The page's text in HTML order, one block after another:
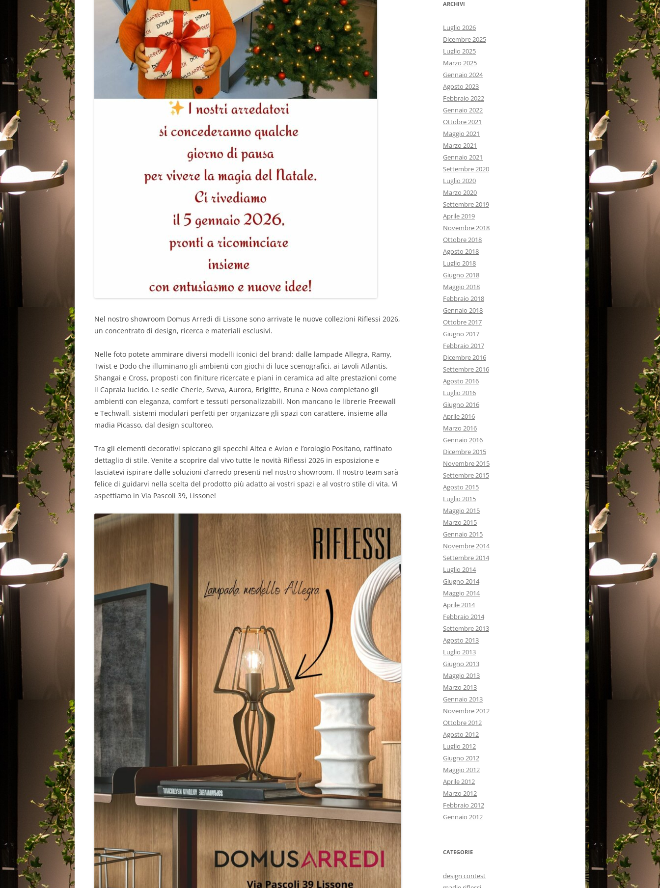
Nel nostro showroom Domus Arredi di Lissone sono arrivate le nuove collezioni Riflessi 2026,
un concentrato di design, ricerca e materiali esclusivi.
Nelle foto potete ammirare diversi modelli iconici del brand: dalle lampade Allegra, Ramy,
Twist e Dodo che illuminano gli ambienti con giochi di luce scenografici, ai tavoli Atlantis,
Shangai e Cross, proposti con finiture ricercate e piani in ceramica ad alte prestazioni come
il Capraia lucido. Le sedie Cherie, Sveva, Aurora, Brigitte, Bruna e Nova completano gli
ambienti con eleganza, comfort e tessuti personalizzabili. Non mancano le librerie Freewall
e Techwall, sistemi modulari perfetti per organizzare gli spazi con carattere, insieme alla
madia Picasso, dal design scultoreo.
Tra gli elementi decorativi spiccano gli specchi Altea e Avion e l’orologio Positano, raffinato
dettaglio di stile. Venite a scoprire dal vivo tutte le novità Riflessi 2026 in esposizione e
lasciatevi ispirare dalle soluzioni d’arredo presenti nel nostro showroom. Il nostro team sarà
felice di guidarvi nella scelta del prodotto più adatto ai vostri spazi e al vostro stile di vita. Vi
aspettiamo in Via Pascoli 39, Lissone!
ARCHIVI
Luglio 2026
Dicembre 2025
Luglio 2025
Marzo 2025
Gennaio 2024
Agosto 2023
Febbraio 2022
Gennaio 2022
Ottobre 2021
Maggio 2021
Marzo 2021
Gennaio 2021
Settembre 2020
Luglio 2020
Marzo 2020
Settembre 2019
Aprile 2019
Novembre 2018
Ottobre 2018
Agosto 2018
Luglio 2018
Giugno 2018
Maggio 2018
Febbraio 2018
Gennaio 2018
Ottobre 2017
Giugno 2017
Febbraio 2017
Dicembre 2016
Settembre 2016
Agosto 2016
Luglio 2016
Giugno 2016
Aprile 2016
Marzo 2016
Gennaio 2016
Dicembre 2015
Novembre 2015
Settembre 2015
Agosto 2015
Luglio 2015
Maggio 2015
Marzo 2015
Gennaio 2015
Novembre 2014
Settembre 2014
Luglio 2014
Giugno 2014
Maggio 2014
Aprile 2014
Febbraio 2014
Settembre 2013
Agosto 2013
Luglio 2013
Giugno 2013
Maggio 2013
Marzo 2013
Gennaio 2013
Novembre 2012
Ottobre 2012
Agosto 2012
Luglio 2012
Giugno 2012
Maggio 2012
Aprile 2012
Marzo 2012
Febbraio 2012
Gennaio 2012
CATEGORIE
design contest